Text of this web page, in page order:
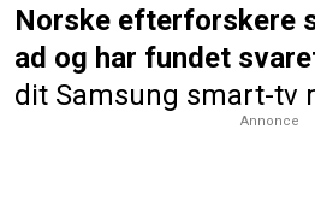
Norske efterforskere
ad og har fundet
dit Samsung smart-tv
Annonce